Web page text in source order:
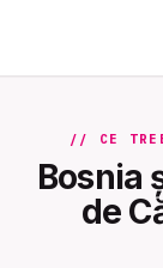
// CE
Bosnia
de